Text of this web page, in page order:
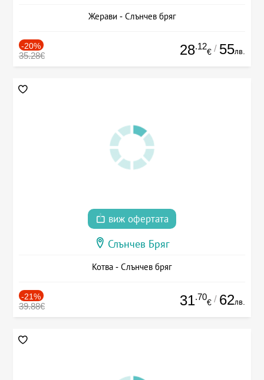
Жерави - Слънчев бряг
-20%
35.28€ 28.12
€ / 55лв.
виж офертата
Слънчев Бряг
Котва - Слънчев бряг
-21%
39.88€ 31.70
€ / 62лв.